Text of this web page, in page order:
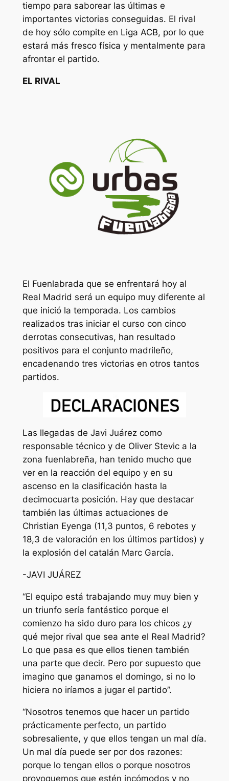
tiempo para saborear las últimas e
importantes victorias conseguidas. El rival
de hoy sólo compite en Liga ACB, por lo que
estará más fresco física y mentalmente para
afrontar el partido.
EL RIVAL
El Fuenlabrada que se enfrentará hoy al
Real Madrid será un equipo muy diferente al
que inició la temporada. Los cambios
realizados tras iniciar el curso con cinco
derrotas consecutivas, han resultado
positivos para el conjunto madrileño,
encadenando tres victorias en otros tantos
partidos.
Las llegadas de Javi Juárez como
responsable técnico y de Oliver Stevic a la
zona fuenlabreña, han tenido mucho que
ver en la reacción del equipo y en su
ascenso en la clasificación hasta la
decimocuarta posición. Hay que destacar
también las últimas actuaciones de
Christian Eyenga (11,3 puntos, 6 rebotes y
18,3 de valoración en los últimos partidos) y
la explosión del catalán Marc García.
-JAVI JUÁREZ
“El equipo está trabajando muy muy bien y
un triunfo sería fantástico porque el
comienzo ha sido duro para los chicos ¿y
qué mejor rival que sea ante el Real Madrid?
Lo que pasa es que ellos tienen también
una parte que decir. Pero por supuesto que
imagino que ganamos el domingo, si no lo
hiciera no iríamos a jugar el partido”.
“Nosotros tenemos que hacer un partido
prácticamente perfecto, un partido
sobresaliente, y que ellos tengan un mal día.
Un mal día puede ser por dos razones:
porque lo tengan ellos o porque nosotros
provoquemos que estén incómodos y no